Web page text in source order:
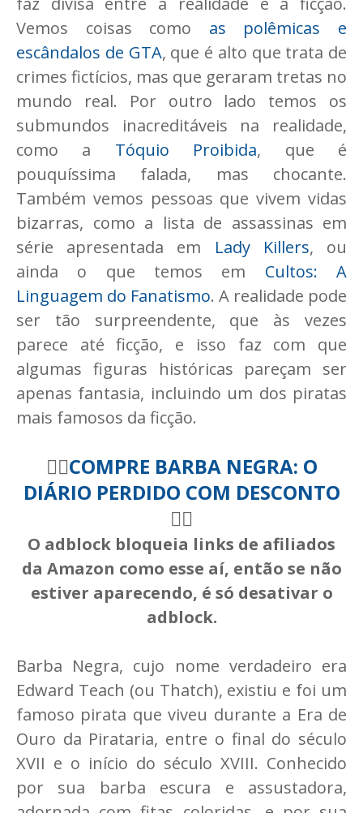
Vemos coisas como as polêmicas e
escândalos de GTA, que é alto que trata de
crimes fictícios, mas que geraram tretas no
mundo real. Por outro lado temos os
submundos inacreditáveis na realidade,
como a Tóquio Proibida, que é
pouquíssima falada, mas chocante.
Também vemos pessoas que vivem vidas
bizarras, como a lista de assassinas em
série apresentada em Lady Killers, ou
ainda o que temos em Cultos: A
Linguagem do Fanatismo. A realidade pode
ser tão surpreendente, que às vezes
parece até ficção, e isso faz com que
algumas figuras históricas pareçam ser
apenas fantasia, incluindo um dos piratas
mais famosos da ficção.
🏴‍☠️COMPRE BARBA NEGRA: O
DIÁRIO PERDIDO COM DESCONTO
🏴‍☠️
O adblock bloqueia links de afiliados
da Amazon como esse aí, então se não
estiver aparecendo, é só desativar o
adblock.
Barba Negra, cujo nome verdadeiro era
Edward Teach (ou Thatch), existiu e foi um
famoso pirata que viveu durante a Era de
Ouro da Pirataria, entre o final do século
XVII e o início do século XVIII. Conhecido
por sua barba escura e assustadora,